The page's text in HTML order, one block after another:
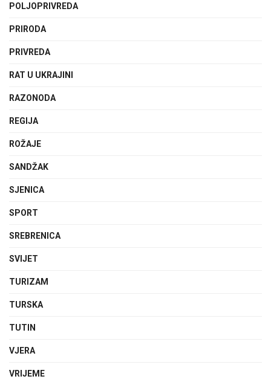
POLJOPRIVREDA
PRIRODA
PRIVREDA
RAT U UKRAJINI
RAZONODA
REGIJA
ROŽAJE
SANDŽAK
SJENICA
SPORT
SREBRENICA
SVIJET
TURIZAM
TURSKA
TUTIN
VJERA
VRIJEME